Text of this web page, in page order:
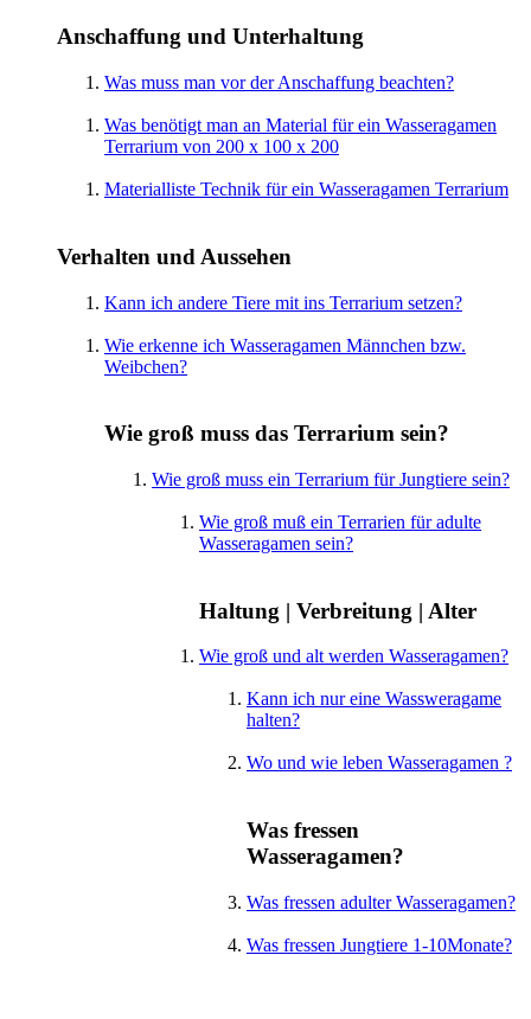
Anschaffung und Unterhaltung
Was muss man vor der Anschaffung beachten?
Was benötigt man an Material für ein Wasseragamen
Terrarium von 200 x 100 x 200
Materialliste Technik für ein Wasseragamen Terrarium
Verhalten und Aussehen
Kann ich andere Tiere mit ins Terrarium setzen?
Wie erkenne ich Wasseragamen Männchen bzw.
Weibchen?
Wie groß muss das Terrarium sein?
Wie groß muss ein Terrarium für Jungtiere sein?
Wie groß muß ein Terrarien für adulte
Wasseragamen sein?
Haltung | Verbreitung | Alter
Wie groß und alt werden Wasseragamen?
Kann ich nur eine Wassweragame
halten?
Wo und wie leben Wasseragamen ?
Was fressen
Wasseragamen?
Was fressen adulter Wasseragamen?
Was fressen Jungtiere 1-10Monate?